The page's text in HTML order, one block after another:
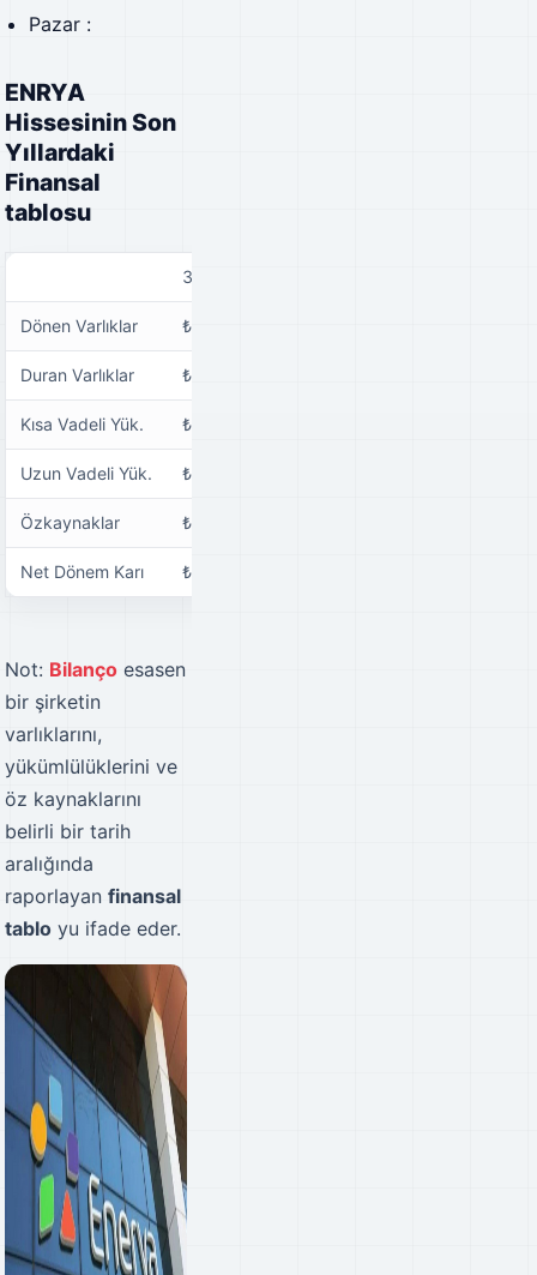
Pazar :
ENRYA
Hissesinin Son
Yıllardaki
Finansal
tablosu
31.12.2020
Dönen Varlıklar ₺754.891.178,00
Duran Varlıklar ₺1.447.696.268,00
Kısa Vadeli Yük. ₺1.729.249.476,00
Uzun Vadeli Yük. ₺970.853.558,00
Özkaynaklar ₺497.515.588,00
Net Dönem Karı ₺28.970.625,00
Not: Bilanço esasen
bir şirketin
varlıklarını,
yükümlülüklerini ve
öz kaynaklarını
belirli bir tarih
aralığında
raporlayan finansal
tablo yu ifade eder.